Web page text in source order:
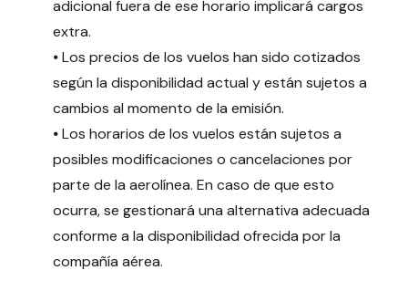
adicional fuera de ese horario implicará cargos
extra.
⦁ Los precios de los vuelos han sido cotizados
según la disponibilidad actual y están sujetos a
cambios al momento de la emisión.
⦁ Los horarios de los vuelos están sujetos a
posibles modificaciones o cancelaciones por
parte de la aerolínea. En caso de que esto
ocurra, se gestionará una alternativa adecuada
conforme a la disponibilidad ofrecida por la
compañía aérea.